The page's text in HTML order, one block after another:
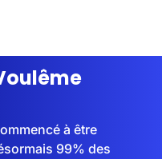
à être
99% des